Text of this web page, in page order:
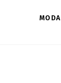
MODA